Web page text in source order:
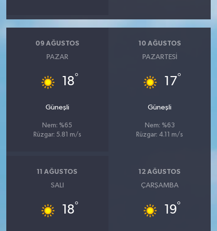
09 AĞUSTOS
PAZAR
18°
Güneşli
Nem: %65
Rüzgar: 5.81 m/s
10 AĞUSTOS
PAZARTESI
17°
Güneşli
Nem: %63
Rüzgar: 4.11 m/s
11 AĞUSTOS
SALI
18°
12 AĞUSTOS
ÇARŞAMBA
19°